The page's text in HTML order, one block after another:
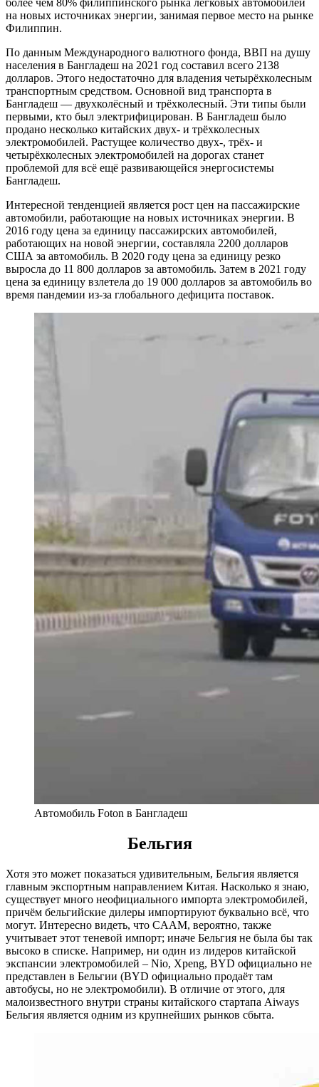
более чем 80% филиппинского рынка легковых автомобилей
на новых источниках энергии, занимая первое место на рынке
Филиппин.
По данным Международного валютного фонда, ВВП на душу
населения в Бангладеш на 2021 год составил всего 2138
долларов. Этого недостаточно для владения четырёхколесным
транспортным средством. Основной вид транспорта в
Бангладеш — двухколёсный и трёхколесный. Эти типы были
первыми, кто был электрифицирован. В Бангладеш было
продано несколько китайских двух- и трёхколесных
электромобилей. Растущее количество двух-, трёх- и
четырёхколесных электромобилей на дорогах станет
проблемой для всё ещё развивающейся энергосистемы
Бангладеш.
Интересной тенденцией является рост цен на пассажирские
автомобили, работающие на новых источниках энергии. В
2016 году цена за единицу пассажирских автомобилей,
работающих на новой энергии, составляла 2200 долларов
США за автомобиль. В 2020 году цена за единицу резко
выросла до 11 800 долларов за автомобиль. Затем в 2021 году
цена за единицу взлетела до 19 000 долларов за автомобиль во
время пандемии из-за глобального дефицита поставок.
Автомобиль Foton в Бангладеш
Бельгия
Хотя это может показаться удивительным, Бельгия является
главным экспортным направлением Китая. Насколько я знаю,
существует много неофициального импорта электромобилей,
причём бельгийские дилеры импортируют буквально всё, что
могут. Интересно видеть, что CAAM, вероятно, также
учитывает этот теневой импорт; иначе Бельгия не была бы так
высоко в списке. Например, ни один из лидеров китайской
экспансии электромобилей – Nio, Xpeng, BYD официально не
представлен в Бельгии (BYD официально продаёт там
автобусы, но не электромобили). В отличие от этого, для
малоизвестного внутри страны китайского стартапа Aiways
Бельгия является одним из крупнейших рынков сбыта.